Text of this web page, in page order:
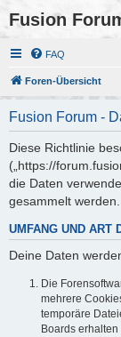
Fusion
FAQ
Foren-Übersicht
Fusion Forum -
Diese Richtlinie
(„https://
die Daten
gesammelt werden.
UMFANG UND ART
Deine Daten
Die
mehrere
temporäre
Boards